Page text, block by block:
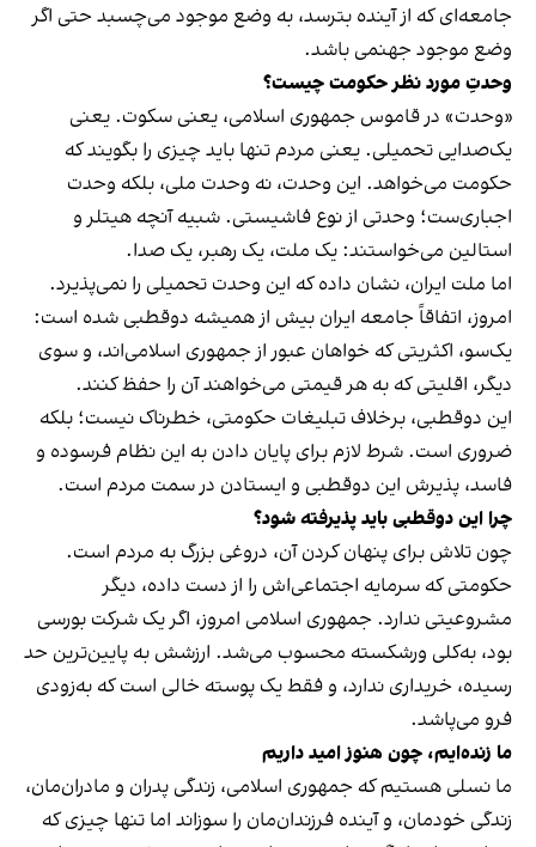
جامعه‌ای که از آینده بترسد، به وضع موجود می‌چسبد حتی اگر
وضع موجود جهنمی باشد.
وحدتِ مورد نظر حکومت چیست؟
«وحدت» در قاموس جمهوری اسلامی، یعنی سکوت. یعنی
یک‌صدایی تحمیلی. یعنی مردم تنها باید چیزی را بگویند که
حکومت می‌خواهد. این وحدت، نه وحدت ملی، بلکه وحدت
اجباری‌ست؛ وحدتی از نوع فاشیستی. شبیه آنچه هیتلر و
استالین می‌خواستند: یک ملت، یک رهبر، یک صدا.
اما ملت ایران، نشان داده که این وحدت تحمیلی را نمی‌پذیرد.
امروز، اتفاقاً جامعه ایران بیش از همیشه دوقطبی شده است:
یک‌سو، اکثریتی که خواهان عبور از جمهوری اسلامی‌اند، و سوی
دیگر، اقلیتی که به هر قیمتی می‌خواهند آن را حفظ کنند.
این دوقطبی، برخلاف تبلیغات حکومتی، خطرناک نیست؛ بلکه
ضروری است. شرط لازم برای پایان دادن به این نظام فرسوده و
فاسد، پذیرش این دوقطبی و ایستادن در سمت مردم است.
چرا این دوقطبی باید پذیرفته شود؟
چون تلاش برای پنهان کردن آن، دروغی بزرگ به مردم است.
حکومتی که سرمایه اجتماعی‌اش را از دست داده، دیگر
مشروعیتی ندارد. جمهوری اسلامی امروز، اگر یک شرکت بورسی
بود، به‌کلی ورشکسته محسوب می‌شد. ارزشش به پایین‌ترین حد
رسیده، خریداری ندارد، و فقط یک پوسته خالی است که به‌زودی
فرو می‌پاشد.
ما زنده‌ایم، چون هنوز امید داریم
ما نسلی هستیم که جمهوری اسلامی، زندگی پدران و مادران‌مان،
زندگی خودمان، و آینده فرزندان‌مان را سوزاند اما تنها چیزی که